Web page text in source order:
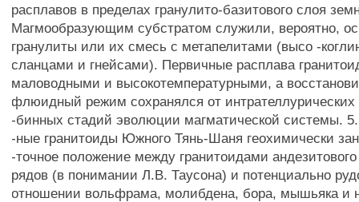
расплавов в пределах гранулито-базитового слоя
Магмообразующим субстратом служили, вероятно,
гранулиты или их смесь с метапелитами (высо -
сланцами и гнейсами). Первичные расплава
маловодными и высокотемпературными, а
флюидный режим сохранялся от интрателлурических
-бинных стадий эволюции магматической системы.
-ные гранитоиды Южного Тянь-Шаня геохимически
-точное положение между гранитоидами
рядов (в понимании Л.В. Таусона) и потенциально
отношении вольфрама, молибдена, бора, мышьяка и